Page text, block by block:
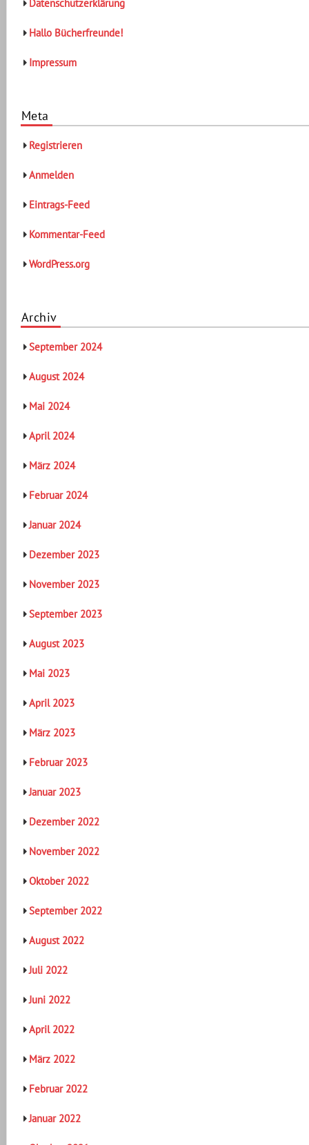
Datenschutzerklärung
Hallo Bücherfreunde!
Impressum
Meta
Registrieren
Anmelden
Eintrags-Feed
Kommentar-Feed
WordPress.org
Archiv
September 2024
August 2024
Mai 2024
April 2024
März 2024
Februar 2024
Januar 2024
Dezember 2023
November 2023
September 2023
August 2023
Mai 2023
April 2023
März 2023
Februar 2023
Januar 2023
Dezember 2022
November 2022
Oktober 2022
September 2022
August 2022
Juli 2022
Juni 2022
April 2022
März 2022
Februar 2022
Januar 2022